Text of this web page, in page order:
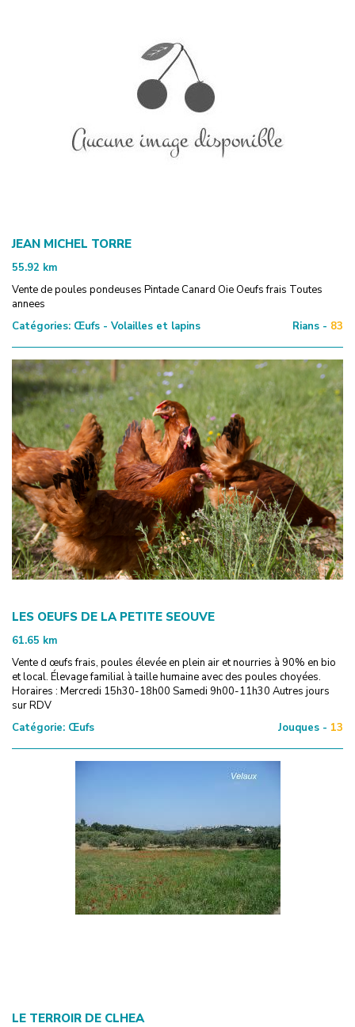
JEAN MICHEL TORRE
55.92 km
Vente de poules pondeuses Pintade Canard Oie Oeufs frais Toutes
annees
Catégories: Œufs - Volailles et lapins Rians - 83
LES OEUFS DE LA PETITE SEOUVE
61.65 km
Vente d œufs frais, poules élevée en plein air et nourries à 90% en bio
et local. Élevage familial à taille humaine avec des poules choyées.
Horaires : Mercredi 15h30-18h00 Samedi 9h00-11h30 Autres jours
sur RDV
Catégorie: Œufs Jouques - 13
LE TERROIR DE CLHEA